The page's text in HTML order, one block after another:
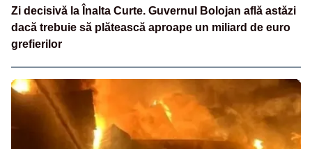
Zi decisivă la Înalta Curte. Guvernul Bolojan află astăzi
dacă trebuie să plătească aproape un miliard de euro
grefierilor